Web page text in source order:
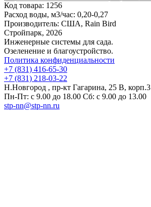
Код товара: 1256
Расход воды, м3/час: 0,20-0,27
Производитель: США, Rain Bird
Стройпарк, 2026
Инженерные системы для сада.
Озеленение и благоустройство.
Политика конфиденциальности
+7 (831) 416-65-30
+7 (831) 218-03-22
Н.Новгород , пр-кт Гагарина, 25 В, корп.3
Пн-Пт: с 9.00 до 18.00 Сб: с 9.00 до 13.00
stp-nn@stp-nn.ru